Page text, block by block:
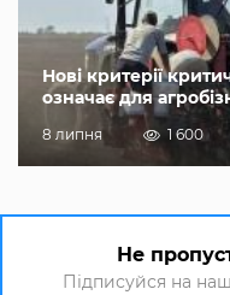
Нові критерії
означає для
8 липня 1 600
Не
Підписуйся на